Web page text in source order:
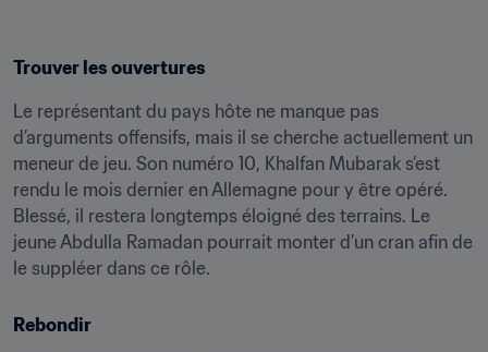
Trouver les ouvertures
Le représentant du pays hôte ne manque pas
d’arguments offensifs, mais il se cherche actuellement un
meneur de jeu. Son numéro 10, Khalfan Mubarak s’est
rendu le mois dernier en Allemagne pour y être opéré.
Blessé, il restera longtemps éloigné des terrains. Le
jeune Abdulla Ramadan pourrait monter d’un cran afin de
le suppléer dans ce rôle.
Rebondir